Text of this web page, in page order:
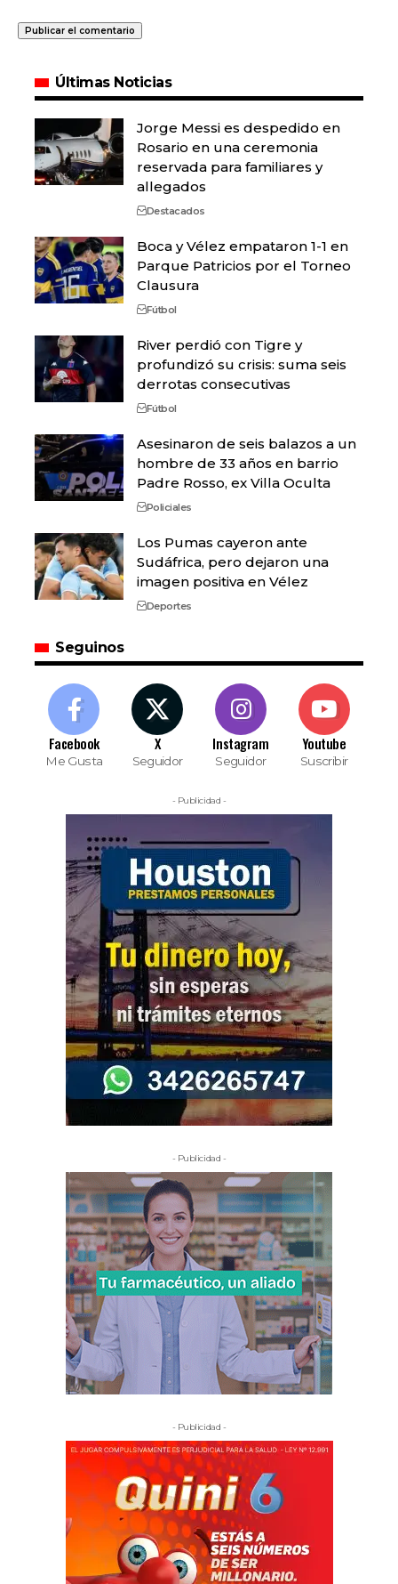
Últimas Noticias
Jorge Messi es despedido en
Rosario en una ceremonia
reservada para familiares y
allegados
Destacados
Boca y Vélez empataron 1-1 en
Parque Patricios por el Torneo
Clausura
Fútbol
River perdió con Tigre y
profundizó su crisis: suma seis
derrotas consecutivas
Fútbol
Asesinaron de seis balazos a un
hombre de 33 años en barrio
Padre Rosso, ex Villa Oculta
Policiales
Los Pumas cayeron ante
Sudáfrica, pero dejaron una
imagen positiva en Vélez
Deportes
Seguinos
Facebook
Me Gusta
X
Seguidor
Instagram
Seguidor
Youtube
Suscribir
- Publicidad -
- Publicidad -
- Publicidad -